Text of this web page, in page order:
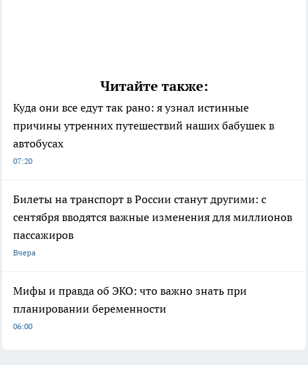
Читайте также:
Куда они все едут так рано: я узнал истинные
причины утренних путешествий наших бабушек в
автобусах
07:20
Билеты на транспорт в России станут другими: с
сентября вводятся важные изменения для миллионов
пассажиров
Вчера
Мифы и правда об ЭКО: что важно знать при
планировании беременности
06:00